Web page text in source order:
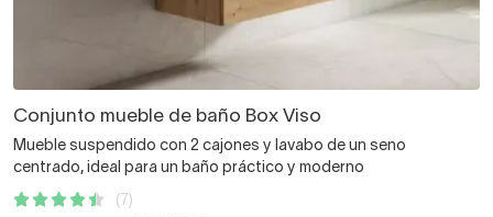
Conjunto mueble de baño Box Viso
Mueble suspendido con 2 cajones y lavabo de un seno
centrado, ideal para un baño práctico y moderno
(7)